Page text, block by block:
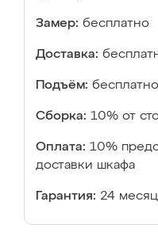
Замер: бесплатно
Доставка:
Подъём: бесплатно
Сборка: 10% от
Оплата: 10%
доставки шкафа
Гарантия: 24